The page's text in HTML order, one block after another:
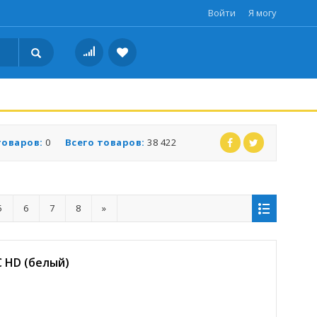
Войти Я могу
Всего товаров: 38 422
0
6 7 8 »
HD (белый)